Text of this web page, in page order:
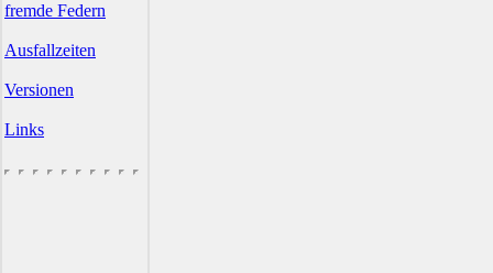
fremde Federn
Ausfallzeiten
Versionen
Links